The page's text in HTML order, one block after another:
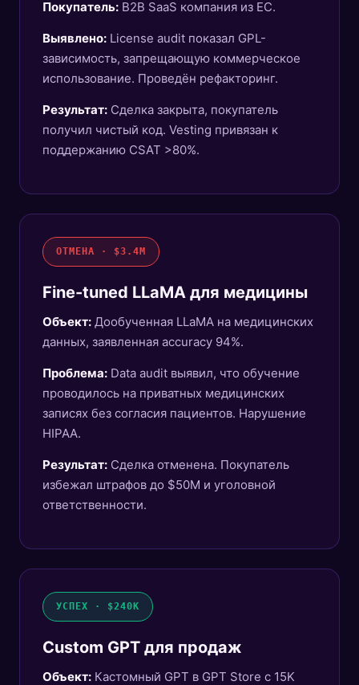
Покупатель: B2B SaaS компания из ЕС.
Выявлено: License audit показал GPL-
зависимость, запрещающую коммерческое
использование. Проведён рефакторинг.
Результат: Сделка закрыта, покупатель
получил чистый код. Vesting привязан к
поддержанию CSAT >80%.
ОТМЕНА · $3.4M
Fine-tuned LLaMA для медицины
Объект: Дообученная LLaMA на медицинских
данных, заявленная accuracy 94%.
Проблема: Data audit выявил, что обучение
проводилось на приватных медицинских
записях без согласия пациентов. Нарушение
HIPAA.
Результат: Сделка отменена. Покупатель
избежал штрафов до $50M и уголовной
ответственности.
УСПЕХ · $240K
Custom GPT для продаж
Объект: Кастомный GPT в GPT Store с 15K